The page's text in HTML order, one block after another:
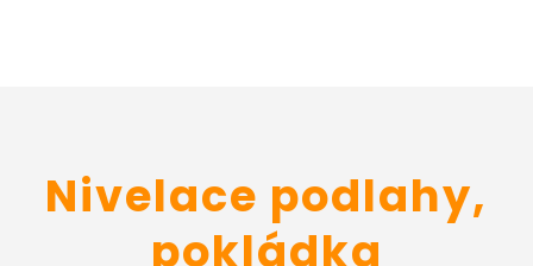
Nivelace podlahy,
pokládka